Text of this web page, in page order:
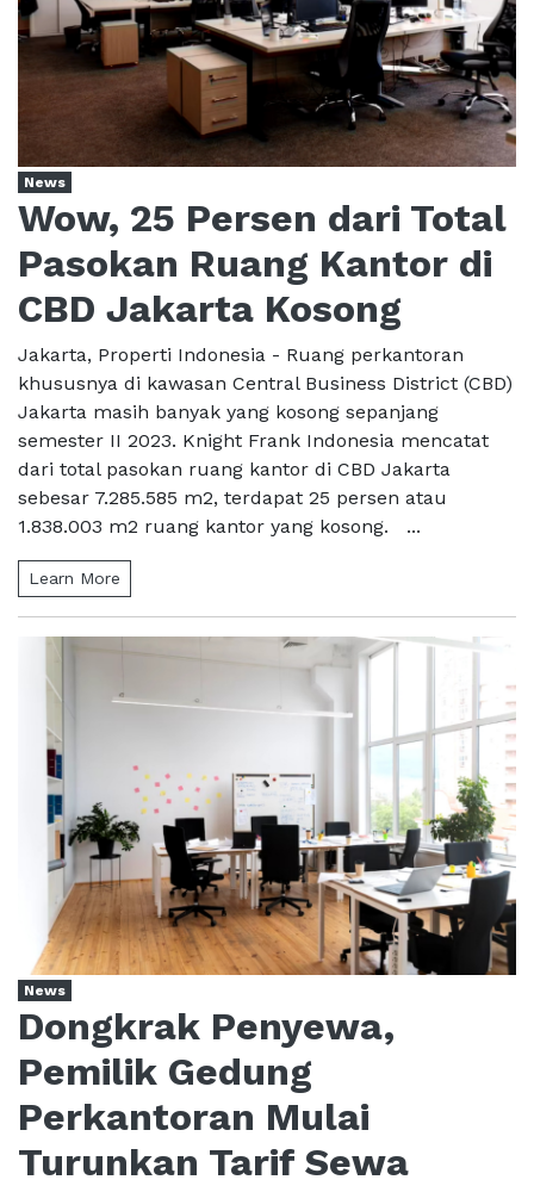
News
Wow, 25 Persen dari Total
Pasokan Ruang Kantor di
CBD Jakarta Kosong
Jakarta, Properti Indonesia - Ruang perkantoran
khususnya di kawasan Central Business District (CBD)
Jakarta masih banyak yang kosong sepanjang
semester II 2023. Knight Frank Indonesia mencatat
dari total pasokan ruang kantor di CBD Jakarta
sebesar 7.285.585 m2, terdapat 25 persen atau
1.838.003 m2 ruang kantor yang kosong. ...
Learn More
News
Dongkrak Penyewa,
Pemilik Gedung
Perkantoran Mulai
Turunkan Tarif Sewa